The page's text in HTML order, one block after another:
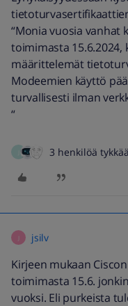
“Monia vuosia vanhat
toimimasta
määrittelemät
Modeemien käyttö
turvallisesti ilman
“
3 henkilöä
jsilv
Kirjeen mukaan
toimimasta 15.6.
vuoksi. Eli purkeista